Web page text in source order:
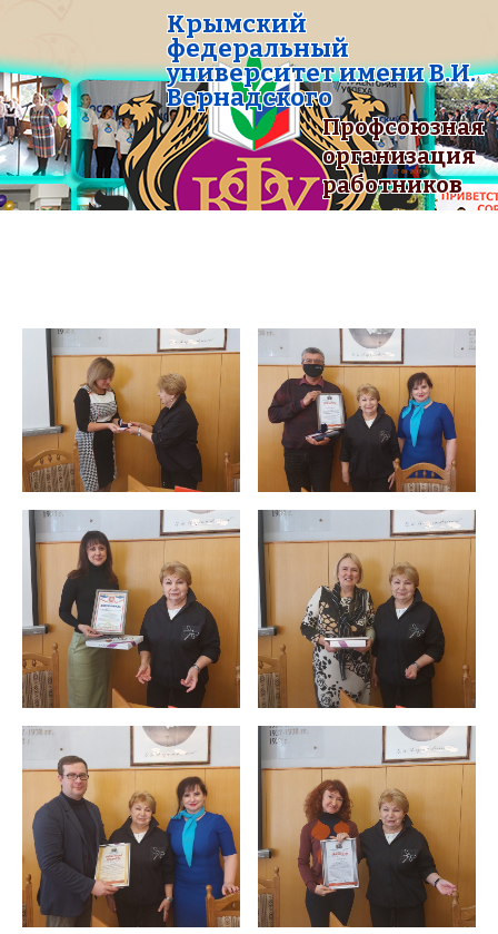
Крымский
федеральный
университет имени В.И.
Вернадского
Профсоюзная
организация
работников